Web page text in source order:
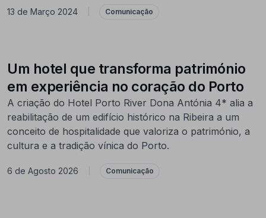
13 de Março 2024 Comunicação
Um hotel que transforma património
em experiência no coração do Porto
A criação do Hotel Porto River Dona Antónia 4* alia a
reabilitação de um edifício histórico na Ribeira a um
conceito de hospitalidade que valoriza o património, a
cultura e a tradição vínica do Porto.
6 de Agosto 2026 Comunicação